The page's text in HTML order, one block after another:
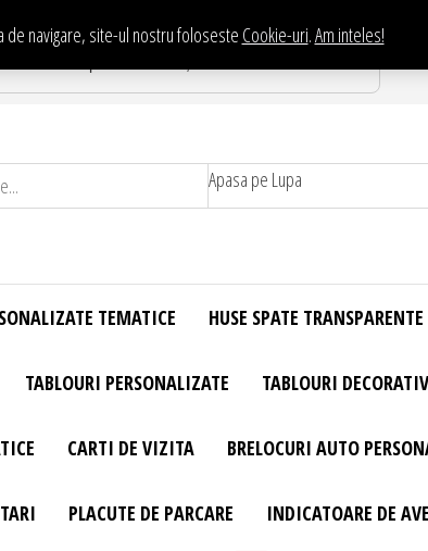
de navigare, site-ul nostru foloseste Cookie-uri.Am inteles!
in Showroom eHuse.ro
Apasa pe Lupa
TEMATICE HUSE SPATE TRANSPARENTE
TABLOURI PERSONALIZATE TABLOURI
CARTI DE VIZITA BRELOCURI AUTO
PLACUTE DE PARCARE INDICATOARE DE